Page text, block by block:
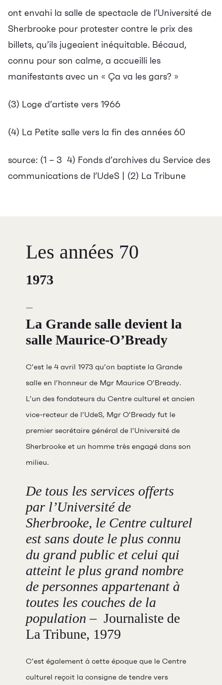
Programmation
Mises en vente
Promotions
Cartes-cadeaux
Jeunesse
Choux-Bizz
Sorties scolaires
Les Mordus
Séries thématiques
Les vendredis autour du feu de
camp
Les Grands Explorateurs
Communauté UdeS
Carte blanche
Passeurs culturels
ont envahi la salle de spectacle de l’Université de
Sherbrooke pour protester contre le prix des
billets, qu’ils jugeaient inéquitable. Bécaud,
connu pour son calme, a accueilli les
manifestants avec un « Ça va les gars? »
(3) Loge d’artiste vers 1966
(4) La Petite salle vers la fin des années 60
source: (1 – 3 4) Fonds d’archives du Service des
communications de l’UdeS | (2) La Tribune
Les années 70
1973
La Grande salle devient la
salle Maurice-O’Bready
C’est le 4 avril 1973 qu’on baptiste la Grande
salle en l’honneur de Mgr Maurice O’Bready.
L’un des fondateurs du Centre culturel et ancien
vice-recteur de l’UdeS, Mgr O’Bready fut le
premier secrétaire général de l’Université de
Sherbrooke et un homme très engagé dans son
milieu.
De tous les services offerts
par l’Université de
Sherbrooke, le Centre culturel
est sans doute le plus connu
du grand public et celui qui
atteint le plus grand nombre
de personnes appartenant à
toutes les couches de la
population – Journaliste de
La Tribune, 1979
C’est également à cette époque que le Centre
culturel reçoit la consigne de tendre vers